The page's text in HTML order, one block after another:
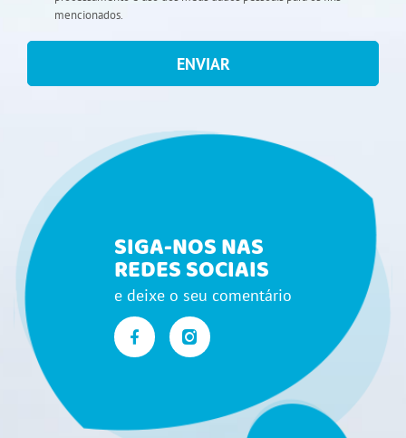
mencionados.
ENVIAR
SIGA-NOS NAS
REDES SOCIAIS
e deixe o seu comentário